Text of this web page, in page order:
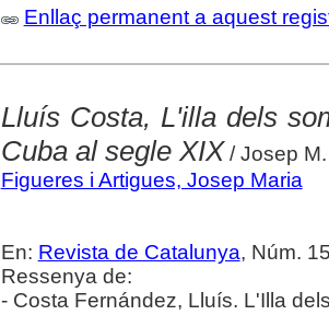
Enllaç permanent a aquest
Lluís Costa, L'illa dels
Cuba al segle XIX / Josep
Figueres i Artigues, Josep Maria
En: Revista de Catalunya, Núm.
Ressenya de:
- Costa Fernández, Lluís. L'Illa